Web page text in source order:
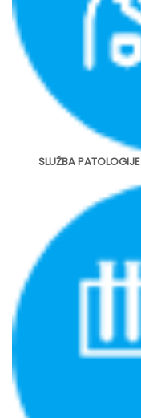
SLUŽBA PATOLOGIJE